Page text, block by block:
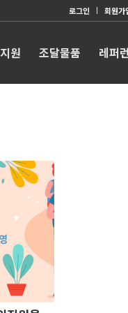
로그인 회원가
원 조달물품 레퍼